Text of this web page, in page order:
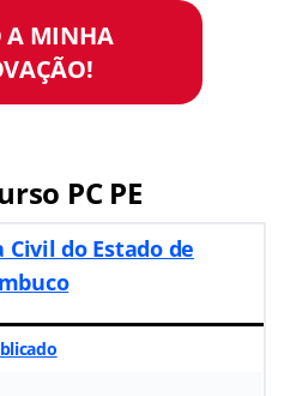
A MINHA
PC PE
Civil do Estado de